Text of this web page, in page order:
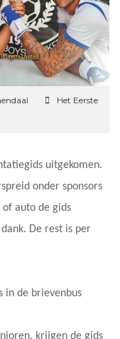
Het Eerste
uitgekomen.
onder sponsors
auto de gids
De rest is per
in de brievenbus
krijgen de gids